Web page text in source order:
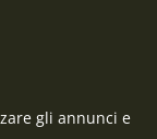
gli annunci e